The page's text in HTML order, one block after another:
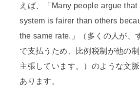
えば、「Many people argue
system is fairer than others
the same rate.」（多くの人が、
で支払うため、比例税制が他の
主張しています。）のような文
あります。